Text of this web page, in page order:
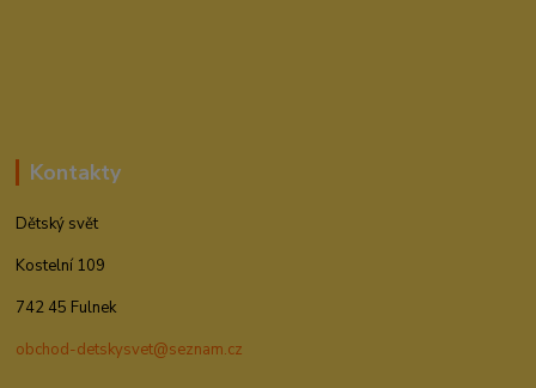
Kontakty
Dětský svět
Kostelní 109
742 45 Fulnek
obchod-detskysvet@seznam.cz